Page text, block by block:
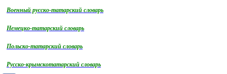
Военный русско-татарский словарь
Немецко-татарский словарь
Польско-татарский словарь
Русско-крымскотатарский словарь